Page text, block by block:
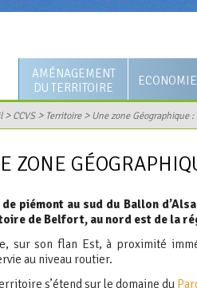
communautaire
de la CCVS
AMÉNAGEMENT
DU TERRITOIRE
Projets structurants
Le Plan Local d'Urbanisme
Logement et cadre de vie
Opération de Revitalisation
de Territoire (ORT)
ECONOMIE
voie
Actus
Economie
Bourse des
>CCVS> Territoire>Une zone Géographique
ZONE
de piémont au sud du Ballon
de Belfort, au nord est de la
sur son flan Est, à proximité
au niveau routier.
s’étend sur le domaine du